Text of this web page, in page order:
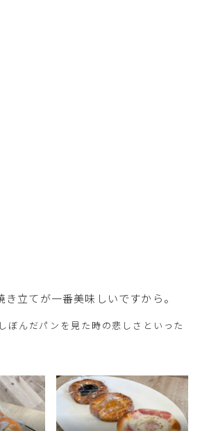
き立てが一番美味しいですから。
ぼんだパンを見た時の悲しさといった